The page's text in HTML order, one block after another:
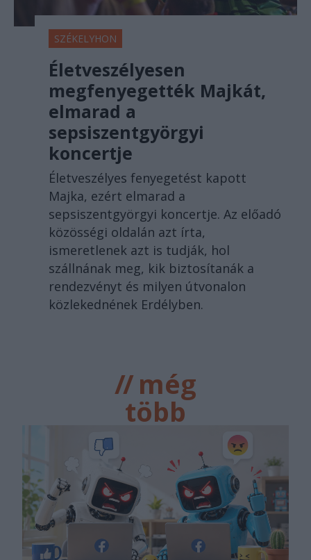
SZÉKELYHON
Életveszélyesen
megfenyegették Majkát,
elmarad a
sepsiszentgyörgyi
koncertje
Életveszélyes fenyegetést kapott
Majka, ezért elmarad a
sepsiszentgyörgyi koncertje. Az előadó
közösségi oldalán azt írta,
ismeretlenek azt is tudják, hol
szállnának meg, kik biztosítanák a
rendezvényt és milyen útvonalon
közlekednének Erdélyben.
//még
több
főtér.ro